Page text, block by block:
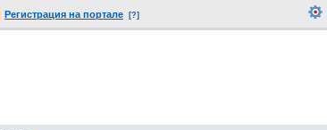
Регистрация на портале [?]